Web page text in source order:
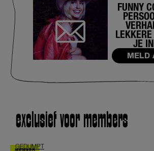
FUNNY
JE
MELD
exclusief voor members
GEDUMPT